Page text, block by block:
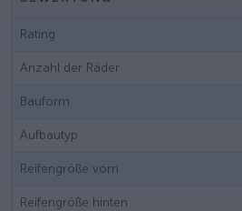
Rating
Anzahl der Räder
Bauform
Aufbautyp
Reifengröße vorn
Reifengröße hinten